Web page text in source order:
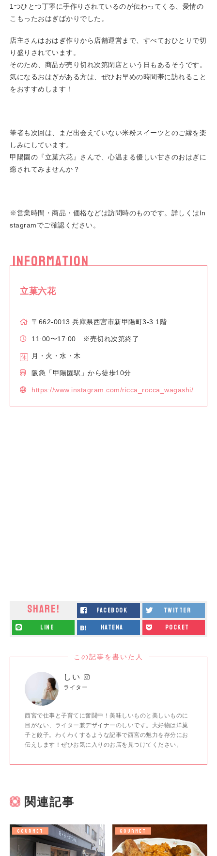
1つひとつ丁寧に手作りされているのが伝わってくる、愛情の
こもったおはぎばかりでした。
店主さんはおはぎ作りから店舗運営まで、すべておひとりで切
り盛りされています。
そのため、商品が売り切れ次第閉店という日もあるそうです。
気になるおはぎがある方は、ぜひお早めの時間帯に訪れること
をおすすめします！
筆者も次回は、まだ出会えていない米粉スイーツとのご縁を楽
しみにしています。
甲陽園の『立菓六花』さんで、心温まる優しい甘さのおはぎに
癒されてみませんか？
※営業時間・商品・価格などは訪問時のものです。詳しくはIn
stagramでご確認ください。
INFORMATION
立菓六花
〒662-0013 兵庫県西宮市新甲陽町3-3 1階
11:00〜17:00 ※売切れ次第終了
月・火・水・木
阪急「甲陽園駅」から徒歩10分
https://www.instagram.com/ricca_rocca_wagashi/
SHARE! facebook twitter
line hatena pocket
この記事を書いた人
しい
ライター
西宮で仕事と子育てに奮闘中！美味しいものと美しいものに
目がない、ライター兼デザイナーのしいです。大好物は洋菓
子と餃子。わくわくするような記事で西宮の魅力を存分にお
伝えします！ぜひお気に入りのお店を見つけてください。
関連記事
GOURMET GOURMET